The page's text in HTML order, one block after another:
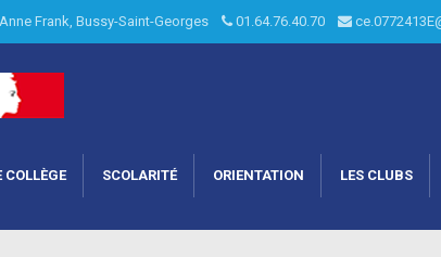
Frank, Bussy-Saint-Georges 01.64.76.40.70
COLLÈGE SCOLARITÉ ORIENTATION LES CLUBS